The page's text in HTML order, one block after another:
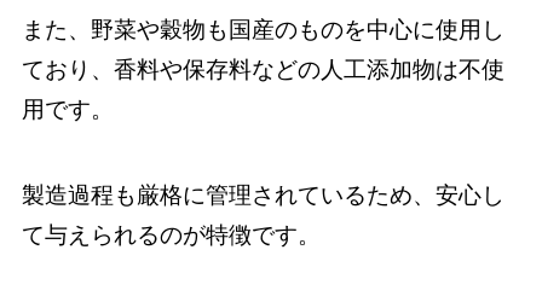
また、野菜や穀物も国産のものを中心に使用し
ており、香料や保存料などの人工添加物は不使
用です。
製造過程も厳格に管理されているため、安心し
て与えられるのが特徴です。